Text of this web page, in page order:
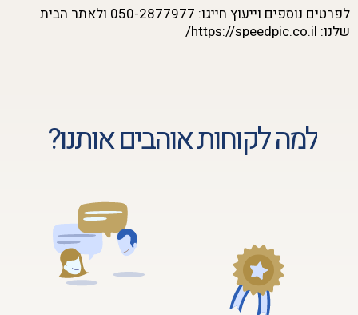
לפרטים נוספים וייעוץ חייגו: 050-2877977 ולאתר הבית
שלנו: https://speedpic.co.il/
למה לקוחות אוהבים אותנו?